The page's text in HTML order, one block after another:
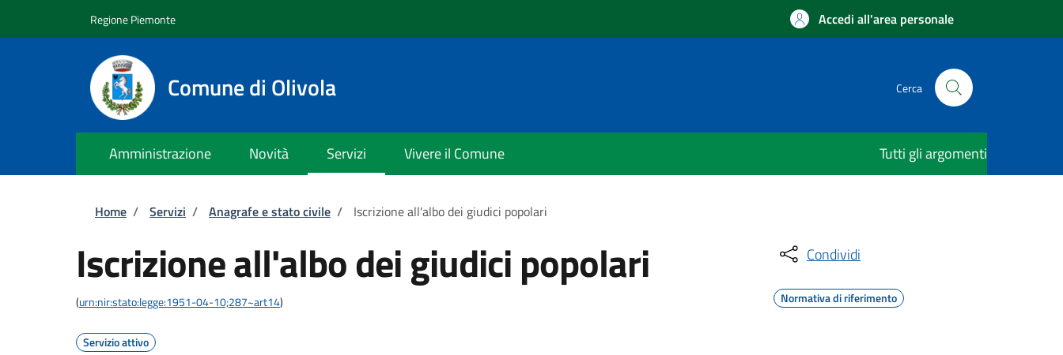
Regione Piemonte Accedi all'area personale
Comune di Olivola Cerca
Amministrazione Novità Servizi Vivere il Comune Tutti gli argomenti
Briciole di pane
Home / Servizi / Anagrafe e stato civile / Iscrizione all'albo dei giudici popolari
Iscrizione all'albo dei giudici popolari
(urn:nir:stato:legge:1951-04-10;287~art14)
Servizio attivo
Condividi
Normativa di riferimento